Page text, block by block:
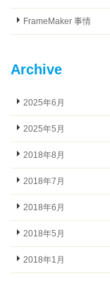
FrameMaker 事情
Archive
2025年6月
2025年5月
2018年8月
2018年7月
2018年6月
2018年5月
2018年1月